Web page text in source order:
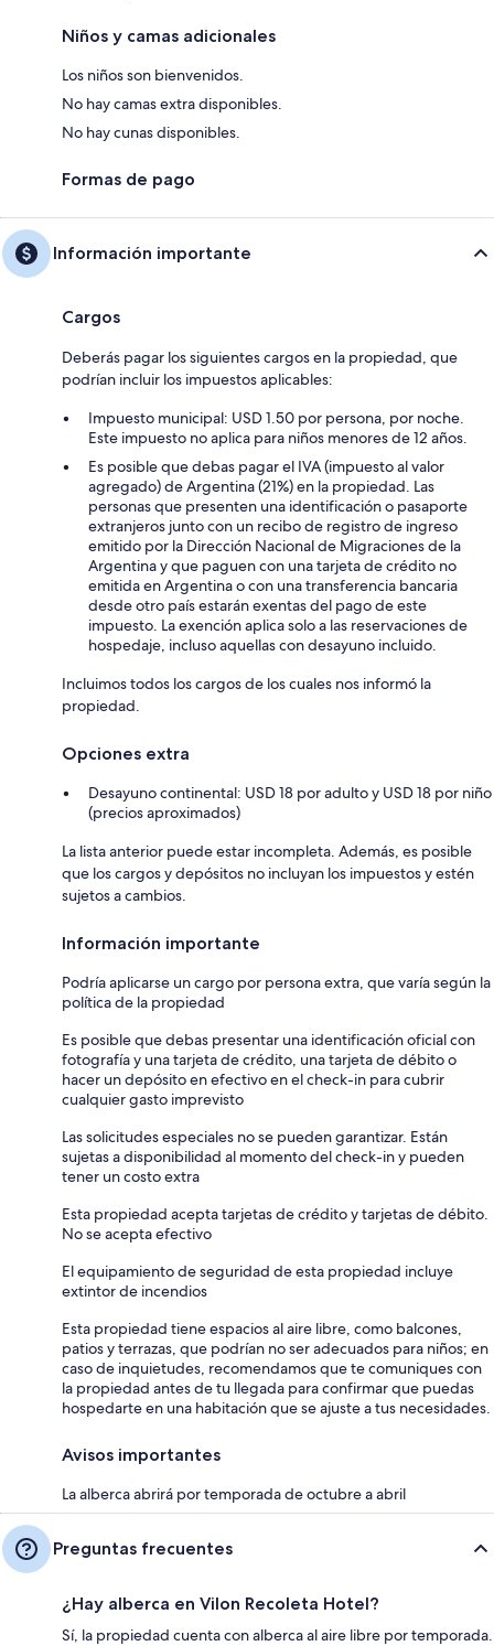
Niños y camas adicionales
Los niños son bienvenidos.
No hay camas extra disponibles.
No hay cunas disponibles.
Formas de pago
Información importante
Cargos
Deberás pagar los siguientes cargos en la propiedad, que
podrían incluir los impuestos aplicables:
Impuesto municipal: USD 1.50 por persona, por noche.
Este impuesto no aplica para niños menores de 12 años.
Es posible que debas pagar el IVA (impuesto al valor
agregado) de Argentina (21%) en la propiedad. Las
personas que presenten una identificación o pasaporte
extranjeros junto con un recibo de registro de ingreso
emitido por la Dirección Nacional de Migraciones de la
Argentina y que paguen con una tarjeta de crédito no
emitida en Argentina o con una transferencia bancaria
desde otro país estarán exentas del pago de este
impuesto. La exención aplica solo a las reservaciones de
hospedaje, incluso aquellas con desayuno incluido.
Incluimos todos los cargos de los cuales nos informó la
propiedad.
Opciones extra
Desayuno continental: USD 18 por adulto y USD 18 por niño
(precios aproximados)
La lista anterior puede estar incompleta. Además, es posible
que los cargos y depósitos no incluyan los impuestos y estén
sujetos a cambios.
Información importante
Podría aplicarse un cargo por persona extra, que varía según la
política de la propiedad
Es posible que debas presentar una identificación oficial con
fotografía y una tarjeta de crédito, una tarjeta de débito o
hacer un depósito en efectivo en el check-in para cubrir
cualquier gasto imprevisto
Las solicitudes especiales no se pueden garantizar. Están
sujetas a disponibilidad al momento del check-in y pueden
tener un costo extra
Esta propiedad acepta tarjetas de crédito y tarjetas de débito.
No se acepta efectivo
El equipamiento de seguridad de esta propiedad incluye
extintor de incendios
Esta propiedad tiene espacios al aire libre, como balcones,
patios y terrazas, que podrían no ser adecuados para niños; en
caso de inquietudes, recomendamos que te comuniques con
la propiedad antes de tu llegada para confirmar que puedas
hospedarte en una habitación que se ajuste a tus necesidades.
Avisos importantes
La alberca abrirá por temporada de octubre a abril
Preguntas frecuentes
¿Hay alberca en Vilon Recoleta Hotel?
Sí, la propiedad cuenta con alberca al aire libre por temporada.